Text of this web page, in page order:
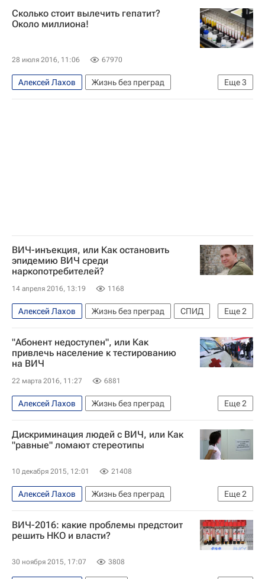
СПИД
Удмуртская Республика (Удмуртия)
Сколько стоит вылечить гепатит?
Около миллиона!
28 июля 2016, 11:06 67970
Еще3
Алексей Лахов
Жизнь без преград
Общество
Здоровье Россия
ВИЧ-инъекция, или Как остановить
эпидемию ВИЧ среди
наркопотребителей?
14 апреля 2016, 13:19 1168
Еще2
Алексей Лахов Жизнь без преград
СПИД
профилактика наркомании
Россия
"Абонент недоступен", или Как
привлечь население к тестированию
на ВИЧ
22 марта 2016, 11:27 6881
Еще2
Алексей Лахов
Жизнь без преград
Свердловская область
СПИД
Дискриминация людей с ВИЧ, или Как
"равные" ломают стереотипы
10 декабря 2015, 12:01 21408
Еще2
Алексей Лахов
Жизнь без преград
Санкт-Петербург
"Е.В.А." (НП)
ВИЧ-2016: какие проблемы предстоит
решить НКО и власти?
30 ноября 2015, 17:07 3808